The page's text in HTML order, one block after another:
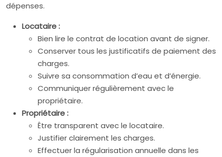
dépenses.
Locataire :
Bien lire le contrat de location avant de signer.
Conserver tous les justificatifs de paiement des
charges.
Suivre sa consommation d’eau et d’énergie.
Communiquer régulièrement avec le
propriétaire.
Propriétaire :
Être transparent avec le locataire.
Justifier clairement les charges.
Effectuer la régularisation annuelle dans les